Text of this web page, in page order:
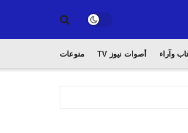
وآراء أصوات نيوز TV منوعات